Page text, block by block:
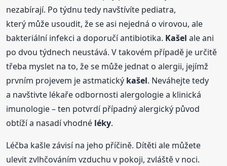
nezabírají. Po týdnu tedy navštívíte pediatra,
který může usoudit, že se asi nejedná o virovou, ale
bakteriální infekci a doporučí antibiotika. Kašel ale ani
po dvou týdnech neustává. V takovém případě je určitě
třeba myslet na to, že se může jednat o alergii, jejímž
prvním projevem je astmatický kašel. Neváhejte tedy
a navštivte lékaře odbornosti alergologie a klinická
imunologie – ten potvrdí případný alergický původ
obtíží a nasadí vhodné léky.
Léčba kašle závisí na jeho příčině. Dítěti ale můžete
ulevit zvlhčováním vzduchu v pokoji, zvláště v noci.